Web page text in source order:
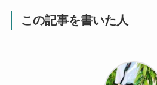
この記事を書いた人